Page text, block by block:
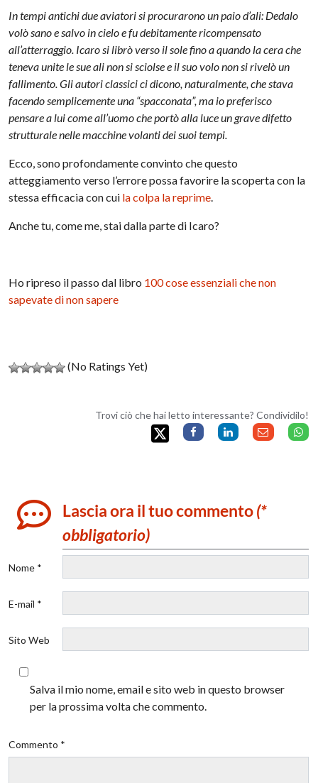
In tempi antichi due aviatori si procurarono un paio d’ali: Dedalo
volò sano e salvo in cielo e fu debitamente ricompensato
all’atterraggio. Icaro si librò verso il sole fino a quando la cera che
teneva unite le sue ali non si sciolse e il suo volo non si rivelò un
fallimento. Gli autori classici ci dicono, naturalmente, che stava
facendo semplicemente una “spacconata”, ma io preferisco
pensare a lui come all’uomo che portò alla luce un grave difetto
strutturale nelle macchine volanti dei suoi tempi.
Ecco, sono profondamente convinto che questo
atteggiamento verso l’errore possa favorire la scoperta con la
stessa efficacia con cui la colpa la reprime.
Anche tu, come me, stai dalla parte di Icaro?
Ho ripreso il passo dal libro 100 cose essenziali che non
sapevate di non sapere
(No Ratings Yet)
Trovi ciò che hai letto interessante? Condividilo!
Lascia ora il tuo commento(*
obbligatorio)
Nome *
E-mail *
Sito Web
Salva il mio nome, email e sito web in questo browser
per la prossima volta che commento.
Commento *